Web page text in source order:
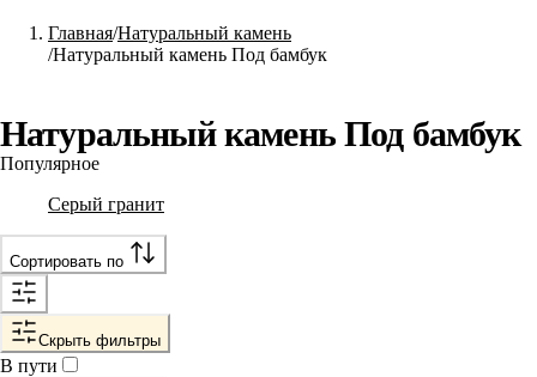
Главная Натуральный камень
Натуральный камень Под бамбук
Натуральный камень Под бамбук
Популярное
Серый гранит
Сортировать по
Скрыть фильтры
В пути